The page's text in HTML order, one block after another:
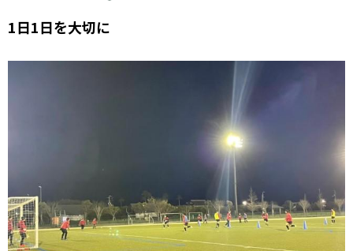
1日1日を大切に